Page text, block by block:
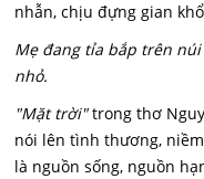
nhẫn, chịu đựng gian
Mẹ đang tỉa bắp trên
nhỏ.
"Mặt trời"trong thơ
nói lên tình thương,
là nguồn sống, nguồn